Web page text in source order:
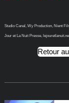
Studio Canal, Wy Production, Nient
Jour et La Nuit Presse,
Retour